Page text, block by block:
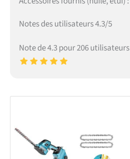
Notes des utilisateurs 4.3/5
Note de 4.3 pour 206 utilisateurs